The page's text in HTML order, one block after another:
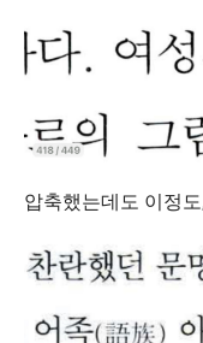
압축했는데도 이정